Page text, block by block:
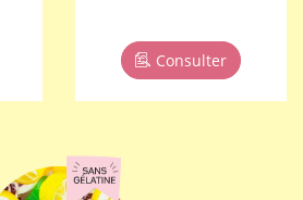
Consulter